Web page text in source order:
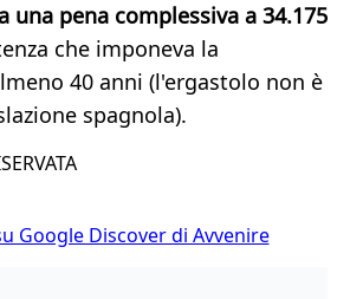
una pena complessiva a 34.175
che imponeva la
40 anni (l'ergastolo non è
spagnola).
Google Discover di Avvenire